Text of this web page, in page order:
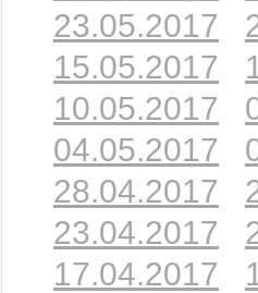
23.05.2017
15.05.2017
10.05.2017
04.05.2017
28.04.2017
23.04.2017
17.04.2017